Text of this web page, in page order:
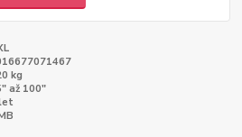
kg
až 100"